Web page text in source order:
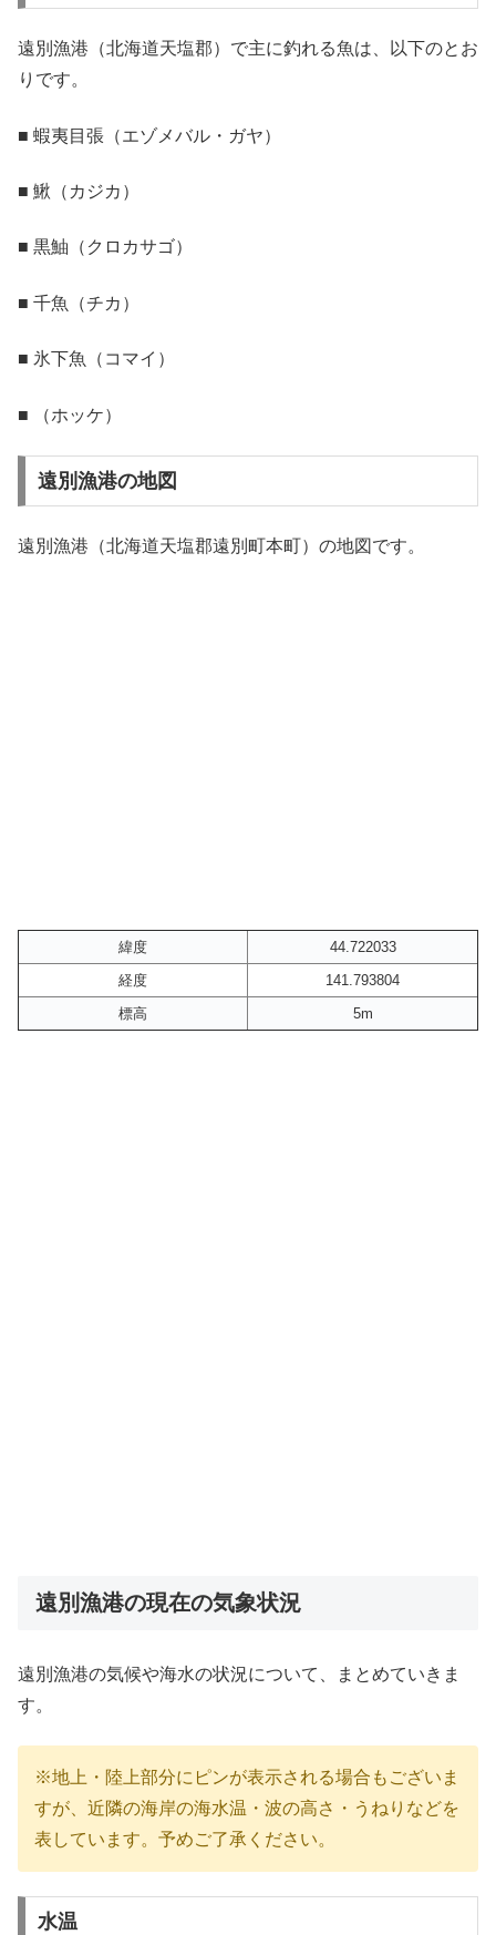
遠別漁港（北海道天塩郡）で主に釣れる魚は、以下のとお
りです。
■ 蝦夷目張（エゾメバル・ガヤ）
■ 鰍（カジカ）
■ 黒鮋（クロカサゴ）
■ 千魚（チカ）
■ 氷下魚（コマイ）
■ （ホッケ）
遠別漁港の地図
遠別漁港（北海道天塩郡遠別町本町）の地図です。
緯度
44.722033
経度
141.793804
標高
5m
遠別漁港の現在の気象状況
遠別漁港の気候や海水の状況について、まとめていきま
す。
※地上・陸上部分にピンが表示される場合もございま
すが、近隣の海岸の海水温・波の高さ・うねりなどを
表しています。予めご了承ください。
水温